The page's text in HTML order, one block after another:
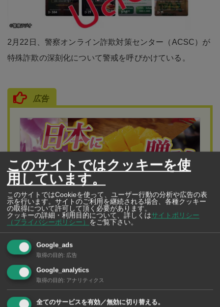
2月22日、警察オンライン詐欺対策センター（ACSC）が
特殊詐欺の深刻化について警戒を呼びかけている。
広告
クラシック・ハナ（フルールクラシック）
大地の恵みたっぷりの“トロピカルギフト”を 南
国・タイから新鮮なまま日本へお届け
洋ラン、冷凍フルーツは一年中贈れます>>>
このサイトではクッキーを使
用しています。
このサイトではCookieを使って、ユーザー行動の分析や広告の表
示を行います。サイトのご利用を継続される場合、各種クッキー
の取得について許可して頂く必要があります。
クッキーの詳細・利用目的について、詳しくはサイトポリシー
（プライバシーポリシー）
をご覧下さい。
Google_ads
取得の目的: 広告
Google_analytics
取得の目的: アナリティクス
全てのサービスを有効／無効に切り替える。